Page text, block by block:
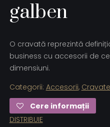
galben
O cravată reprezintă
business cu accesorii de
dimensiuni.
Categorii: Accesorii, Cravate
Cere informații
DISTRIBUIE